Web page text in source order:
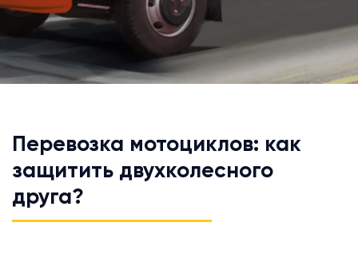
Перевозка мотоциклов: как
защитить двухколесного
друга?